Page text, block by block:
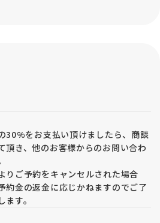
30%をお支払い頂けましたら、商談
頂き、他のお客様からのお問い合わ
りご予約をキャンセルされた場合
約金の返金に応じかねますのでご了
す。